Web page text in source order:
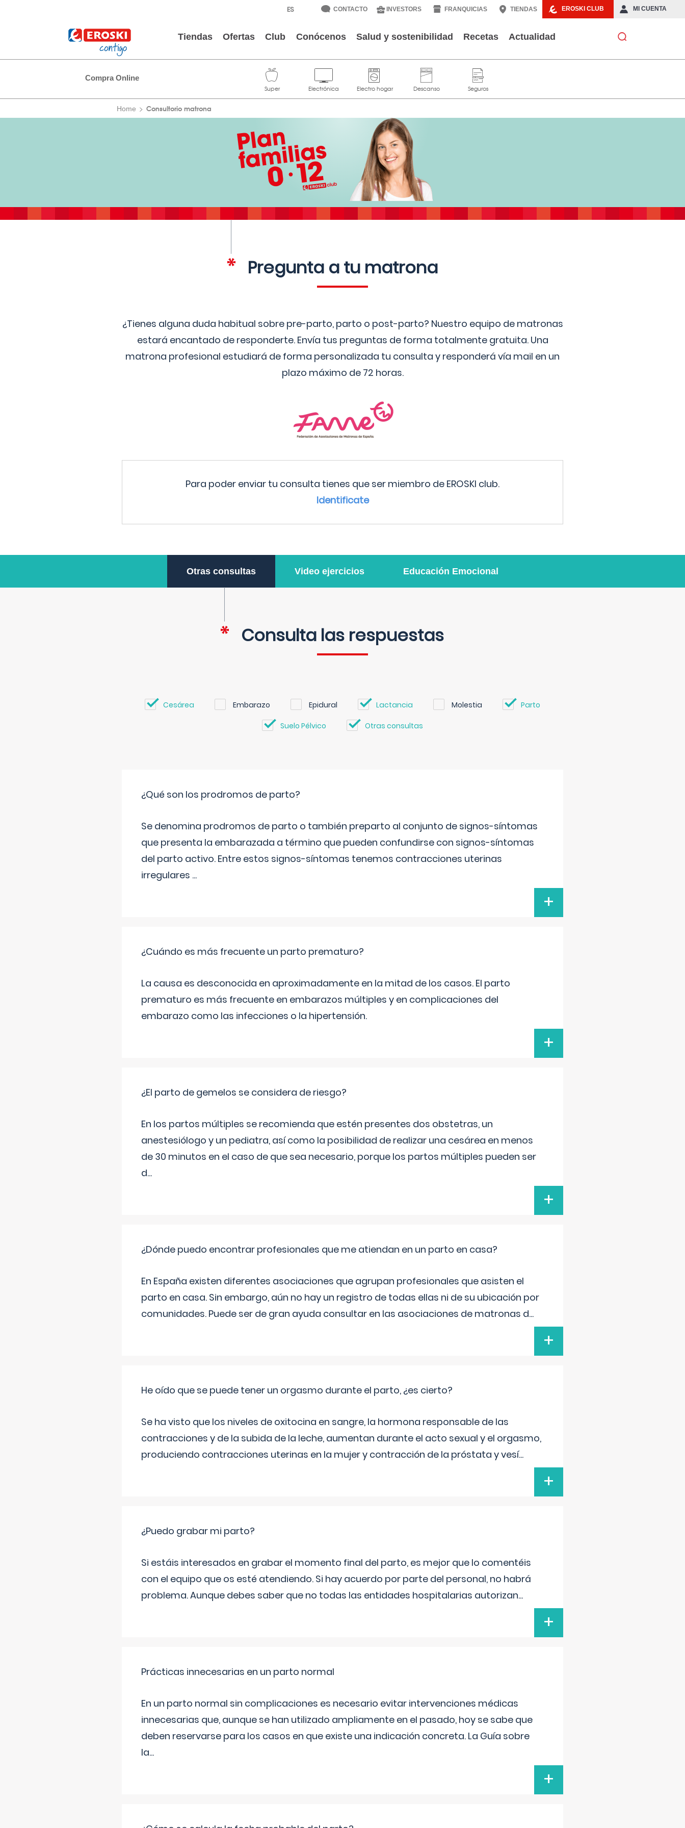
EROSKI CLUB MI CUENTA
CONTACTO INVESTORS FRANQUICIAS TIENDAS
Tiendas Ofertas Club Conócenos Salud y sostenibilidad Recetas Actualidad
Compra Online
Home Consultorio matrona
Pregunta a tu matrona
¿Tienes alguna duda habitual sobre pre-parto, parto o post-parto? Nuestro equipo de matronas
estará encantado de responderte. Envía tus preguntas de forma totalmente gratuita. Una
matrona profesional estudiará de forma personalizada tu consulta y responderá vía mail en un
plazo máximo de 72 horas.
Para poder enviar tu consulta tienes que ser miembro de EROSKI club.
Identificate
Otras consultas Video ejercicios Educación Emocional
Consulta las respuestas
Cesárea Embarazo Epidural Lactancia Molestia Parto
Suelo Pélvico Otras consultas
¿Qué son los prodromos de parto?
Se denomina prodromos de parto o también preparto al conjunto de signos-síntomas
que presenta la embarazada a término que pueden confundirse con signos-síntomas
del parto activo. Entre estos signos-síntomas tenemos contracciones uterinas
irregulares ...
+
¿Cuándo es más frecuente un parto prematuro?
La causa es desconocida en aproximadamente en la mitad de los casos. El parto
prematuro es más frecuente en embarazos múltiples y en complicaciones del
embarazo como las infecciones o la hipertensión.
+
¿El parto de gemelos se considera de riesgo?
En los partos múltiples se recomienda que estén presentes dos obstetras, un
anestesiólogo y un pediatra, así como la posibilidad de realizar una cesárea en menos
de 30 minutos en el caso de que sea necesario, porque los partos múltiples pueden ser
d...
+
¿Dónde puedo encontrar profesionales que me atiendan en un parto en casa?
En España existen diferentes asociaciones que agrupan profesionales que asisten el
parto en casa. Sin embargo, aún no hay un registro de todas ellas ni de su ubicación por
comunidades. Puede ser de gran ayuda consultar en las asociaciones de matronas d...
+
He oído que se puede tener un orgasmo durante el parto, ¿es cierto?
Se ha visto que los niveles de oxitocina en sangre, la hormona responsable de las
contracciones y de la subida de la leche, aumentan durante el acto sexual y el orgasmo,
produciendo contracciones uterinas en la mujer y contracción de la próstata y vesí...
+
¿Puedo grabar mi parto?
Si estáis interesados en grabar el momento final del parto, es mejor que lo comentéis
con el equipo que os esté atendiendo. Si hay acuerdo por parte del personal, no habrá
problema. Aunque debes saber que no todas las entidades hospitalarias autorizan...
+
Prácticas innecesarias en un parto normal
En un parto normal sin complicaciones es necesario evitar intervenciones médicas
innecesarias que, aunque se han utilizado ampliamente en el pasado, hoy se sabe que
deben reservarse para los casos en que existe una indicación concreta. La Guía sobre
la...
+